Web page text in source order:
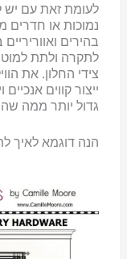
לעומת זאת עם
נמוכות או חדרים
בהירים
צידי החלון. את
ייצור קווים
גדול יותר ממה
הנה דוגמא לאיך